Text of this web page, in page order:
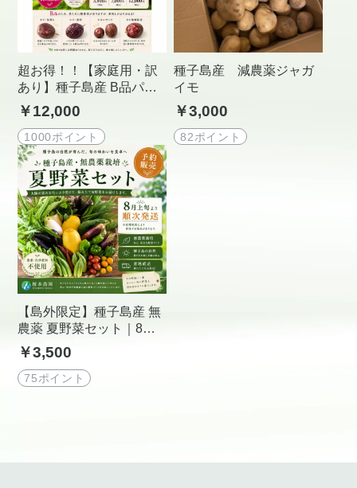
超お得！！【家庭用・訳
あり】種子島産 B品パッ
ションフルーツ5㎏（50-6
0個）送料込み｜産地直送
￥12,000
1000ポイント
種子島産 減農薬ジャガ
イモ
￥3,000
82ポイント
【島外限定】種子島産 無
農薬 夏野菜セット｜8月
より順次発送・旬の採れ
たて野菜を産地直送【榎
本農園】
￥3,500
75ポイント